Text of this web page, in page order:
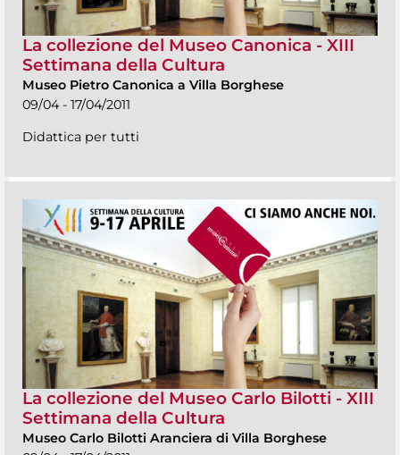
La collezione del Museo Canonica - XIII
Settimana della Cultura
Museo Pietro Canonica a Villa Borghese
09/04 - 17/04/2011
Didattica per tutti
La collezione del Museo Carlo Bilotti - XIII
Settimana della Cultura
Museo Carlo Bilotti Aranciera di Villa Borghese